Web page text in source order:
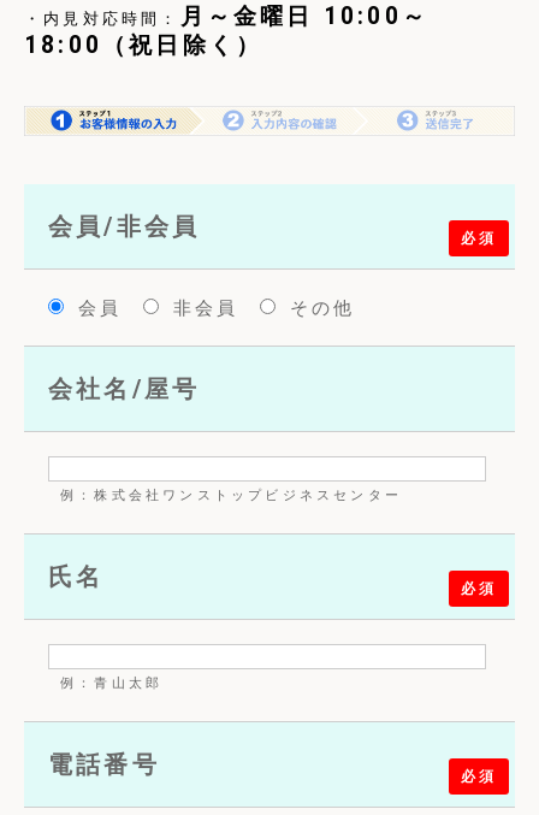
・内見対応時間：
月～金曜日 10:00～
18:00（祝日除く）
会員/非会員 必須
会員 非会員 その他
会社名/屋号
例：株式会社ワンストップビジネスセンター
氏名 必須
例：青山太郎
電話番号 必須